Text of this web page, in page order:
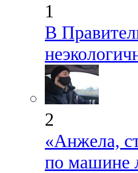
1
В
2
«Анжела,
по машине